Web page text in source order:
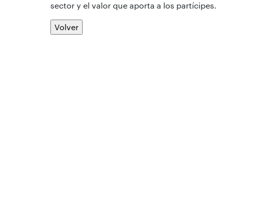
sector y el valor que aporta a los partícipes.
Volver